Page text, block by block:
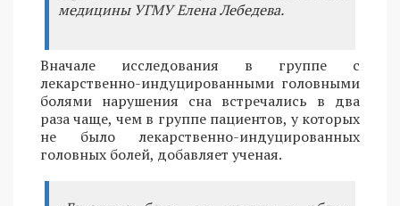
медицины УГМУ Елена Лебедева.
Вначале исследования в группе с
лекарственно-индуцированными головными
болями нарушения сна встречались в два
раза чаще, чем в группе пациентов, у которых
не было лекарственно-индуцированных
головных болей, добавляет ученая.